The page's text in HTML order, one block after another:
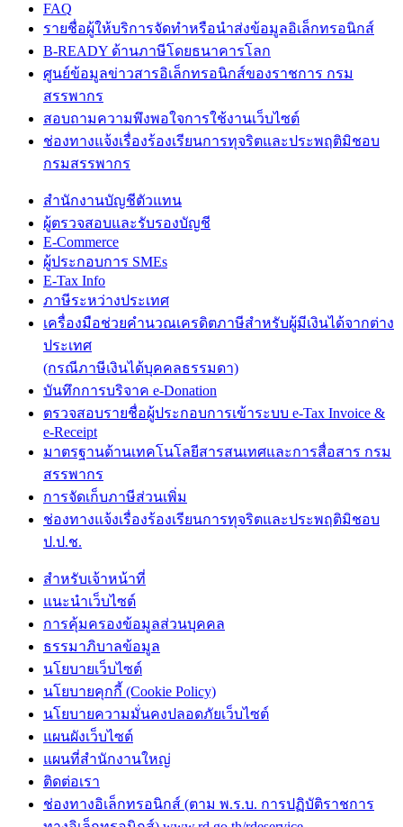
FAQ
รายชื่อผู้ให้บริการจัดทำหรือนำส่งข้อมูลอิเล็กทรอนิกส์
B-READY ด้านภาษีโดยธนาคารโลก
ศูนย์ข้อมูลข่าวสารอิเล็กทรอนิกส์ของราชการ กรม
สรรพากร
สอบถามความพึงพอใจการใช้งานเว็บไซต์
ช่องทางแจ้งเรื่องร้องเรียนการทุจริตและประพฤติมิชอบ
กรมสรรพากร
สำนักงานบัญชีตัวแทน
ผู้ตรวจสอบและรับรองบัญชี
E-Commerce
ผู้ประกอบการ SMEs
E-Tax Info
ภาษีระหว่างประเทศ
เครื่องมือช่วยคำนวณเครดิตภาษีสำหรับผู้มีเงินได้จากต่าง
ประเทศ
(กรณีภาษีเงินได้บุคคลธรรมดา)
บันทึกการบริจาค e-Donation
ตรวจสอบรายชื่อผู้ประกอบการเข้าระบบ e-Tax Invoice &
e-Receipt
มาตรฐานด้านเทคโนโลยีสารสนเทศและการสื่อสาร กรม
สรรพากร
การจัดเก็บภาษีส่วนเพิ่ม
ช่องทางแจ้งเรื่องร้องเรียนการทุจริตและประพฤติมิชอบ
ป.ป.ช.
สำหรับเจ้าหน้าที่
แนะนำเว็บไซต์
การคุ้มครองข้อมูลส่วนบุคคล
ธรรมาภิบาลข้อมูล
นโยบายเว็บไซต์
นโยบายคุกกี้ (Cookie Policy)
นโยบายความมั่นคงปลอดภัยเว็บไซต์
แผนผังเว็บไซต์
แผนที่สำนักงานใหญ่
ติดต่อเรา
ช่องทางอิเล็กทรอนิกส์ (ตาม พ.ร.บ. การปฏิบัติราชการ